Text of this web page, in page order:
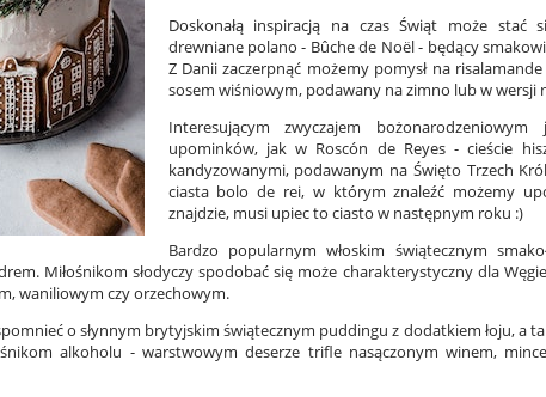
Doskonałą inspiracją na czas Świąt może stać
drewniane polano - Bûche de Noël - będący
Z Danii zaczerpnąć możemy pomysł na
sosem wiśniowym, podawany na zimno lub w wersji
Interesującym zwyczajem
upominków, jak w Roscón de Reyes - cieście
kandyzowanymi, podawanym na Święto Trzech
ciasta bolo de rei, w którym znaleźć możemy
znajdzie, musi upiec to ciasto w następnym roku :)
Bardzo popularnym włoskim świątecznym
Miłośnikom słodyczy spodobać się może charakterystyczny dla
waniliowym czy orzechowym.
o słynnym brytyjskim świątecznym puddingu z dodatkiem łoju, a
alkoholu - warstwowym deserze trifle nasączonym winem,